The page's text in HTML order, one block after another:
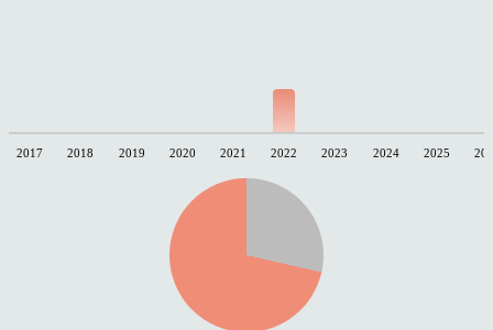
2017 2018 2019 2020 2021 2022 2023 2024 2025